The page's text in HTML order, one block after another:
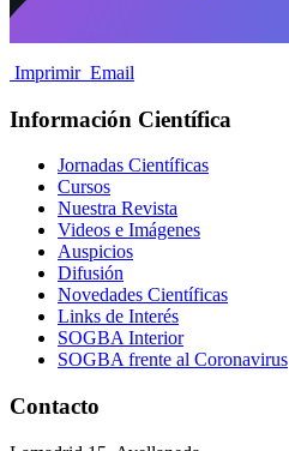
Imprimir Email
Información Científica
Jornadas Científicas
Cursos
Nuestra Revista
Videos e Imágenes
Auspicios
Difusión
Novedades Científicas
Links de Interés
SOGBA Interior
SOGBA frente al Coronavirus
Contacto